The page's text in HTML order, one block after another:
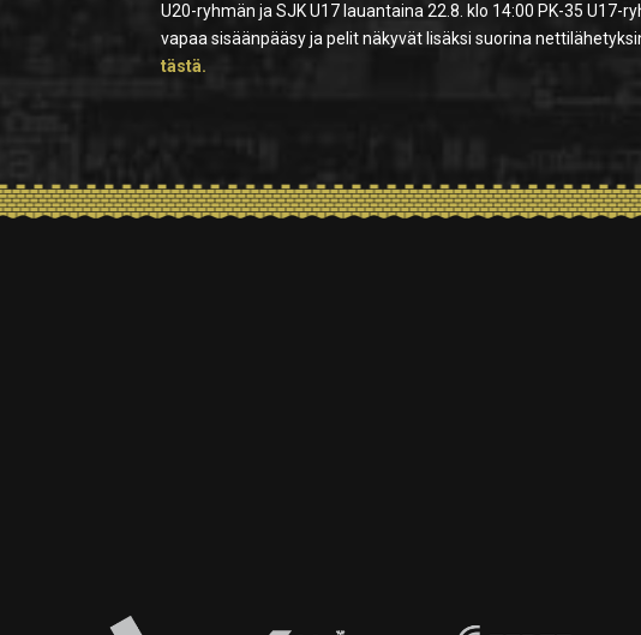
U20-ryhmän ja SJK U17 lauantaina 22.8. klo 14:00 PK-35
vapaa sisäänpääsy ja pelit näkyvät lisäksi suorina
tästä.